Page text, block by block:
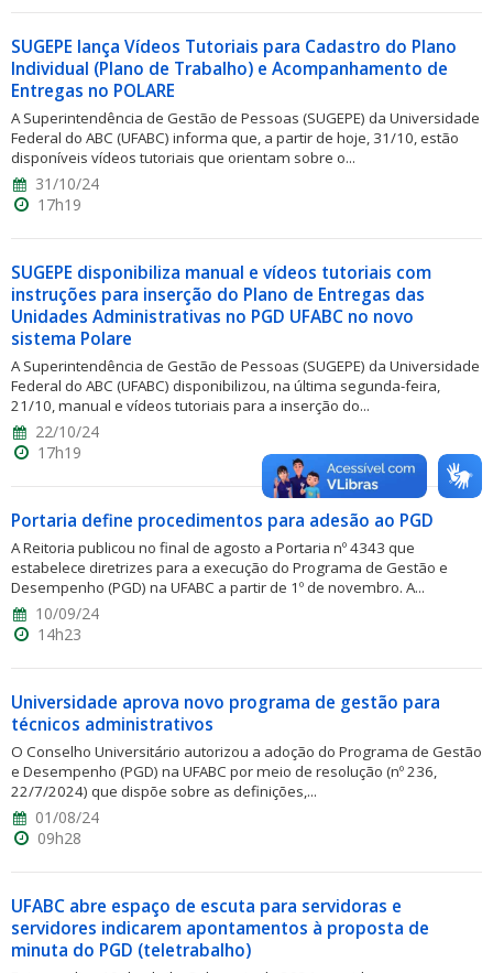
SUGEPE lança Vídeos Tutoriais para Cadastro do Plano
Individual (Plano de Trabalho) e Acompanhamento de
Entregas no POLARE
A Superintendência de Gestão de Pessoas (SUGEPE) da Universidade
Federal do ABC (UFABC) informa que, a partir de hoje, 31/10, estão
disponíveis vídeos tutoriais que orientam sobre o...
31/10/24
17h19
SUGEPE disponibiliza manual e vídeos tutoriais com
instruções para inserção do Plano de Entregas das
Unidades Administrativas no PGD UFABC no novo
sistema Polare
A Superintendência de Gestão de Pessoas (SUGEPE) da Universidade
Federal do ABC (UFABC) disponibilizou, na última segunda-feira,
21/10, manual e vídeos tutoriais para a inserção do...
22/10/24
17h19
Portaria define procedimentos para adesão ao PGD
A Reitoria publicou no final de agosto a Portaria nº 4343 que
estabelece diretrizes para a execução do Programa de Gestão e
Desempenho (PGD) na UFABC a partir de 1º de novembro. A...
10/09/24
14h23
Universidade aprova novo programa de gestão para
técnicos administrativos
O Conselho Universitário autorizou a adoção do Programa de Gestão
e Desempenho (PGD) na UFABC por meio de resolução (nº 236,
22/7/2024) que dispõe sobre as definições,...
01/08/24
09h28
UFABC abre espaço de escuta para servidoras e
servidores indicarem apontamentos à proposta de
minuta do PGD (teletrabalho)